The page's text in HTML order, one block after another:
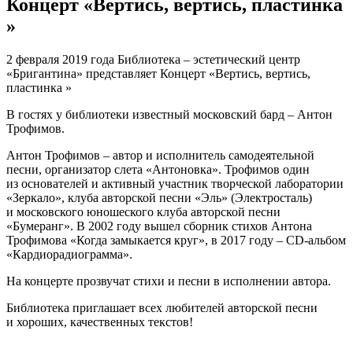
Концерт «Вертись, вертись, пластинка
»
2 февраля 2019 года Библиотека – эстетический центр
«Бригантина» представляет Концерт «Вертись, вертись,
пластинка »
В гостях у библиотеки известный московский бард – Антон
Трофимов.
Антон Трофимов – автор и исполнитель самодеятельной
песни, организатор слета «Антоновка». Трофимов один
из основателей и активный участник творческой лаборатории
«Зеркало», клуба авторской песни «Эль» (Электросталь)
и московского юношеского клуба авторской песни
«Бумеранг». В 2002 году вышел сборник стихов Антона
Трофимова «Когда замыкается круг», в 2017 году – CD-альбом
«Кардиорадиограмма».
На концерте прозвучат стихи и песни в исполнении автора.
Библиотека приглашает всех любителей авторской песни
и хороших, качественных текстов!